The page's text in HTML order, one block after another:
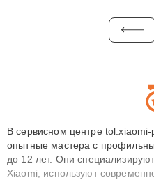
В сервисном центре
опытные мастера с
до 12 лет. Они
Xiaomi, используют